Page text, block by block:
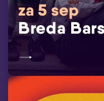
za 5 sep
Breda